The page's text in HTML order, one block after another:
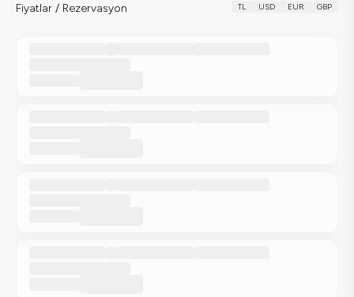
Fiyatlar / Rezervasyon TL USD EUR GBP